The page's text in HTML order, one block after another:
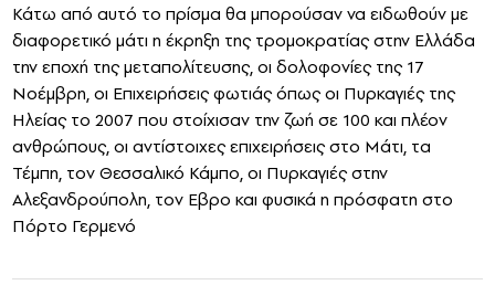
Κάτω από αυτό το πρίσμα θα μπορούσαν να ειδωθούν με
διαφορετικό μάτι η έκρηξη της τρομοκρατίας στην Ελλάδα
την εποχή της μεταπολίτευσης, οι δολοφονίες της 17
Νοέμβρη, οι Επιχειρήσεις φωτιάς όπως οι Πυρκαγιές της
Ηλείας το 2007 που στοίχισαν την ζωή σε 100 και πλέον
ανθρώπους, οι αντίστοιχες επιχειρήσεις στο Μάτι, τα
Τέμπη, τον Θεσσαλικό Κάμπο, οι Πυρκαγιές στην
Αλεξανδρούπολη, τον Εβρο και φυσικά η πρόσφατη στο
Πόρτο Γερμενό